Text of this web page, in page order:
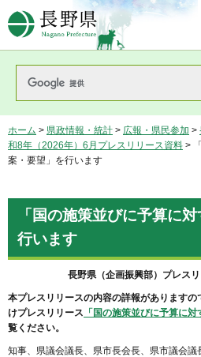
長野県Nagano
ホーム > 県政情報・統計 > 広報・県民参加 >
和8年（2026年）6月プレスリリース資料 >
案・要望」を行います
「国の施策並びに予算に
行います
長野県（企画振興部）プレス
本プレスリリースの内容の詳報があります
けプレスリリース 「国の施策並びに予算に
覧ください。
知事、県議会議長、県市長会長、県市議会